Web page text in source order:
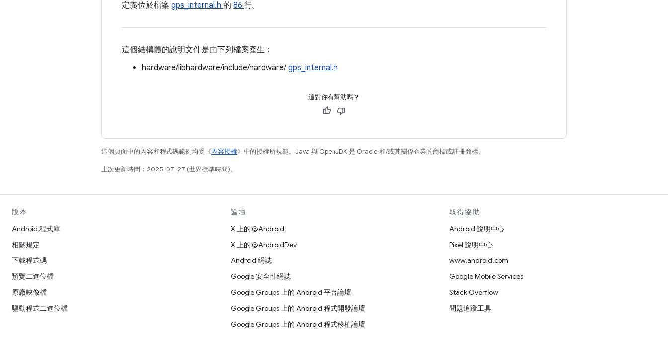
定義位於檔案 gps_internal.h 的 86 行。
這個結構體的說明文件是由下列檔案產生：
hardware/libhardware/include/hardware/ gps_internal.h
這對你有幫助嗎？
這個頁面中的內容和程式碼範例均受《內容授權》中的授權所規範。Java 與 OpenJDK 是 Oracle 和/或其關係企業的商標或註冊商標。
上次更新時間：2025-07-27 (世界標準時間)。
版本
Android 程式庫
相關規定
下載程式碼
預覽二進位檔
原廠映像檔
驅動程式二進位檔
論壇
X 上的 @Android
X 上的 @AndroidDev
Android 網誌
Google 安全性網誌
Google Groups 上的 Android 平台論壇
Google Groups 上的 Android 程式開發論壇
Google Groups 上的 Android 程式移植論壇
取得協助
Android 說明中心
Pixel 說明中心
www.android.com
Google Mobile Services
Stack Overflow
問題追蹤工具